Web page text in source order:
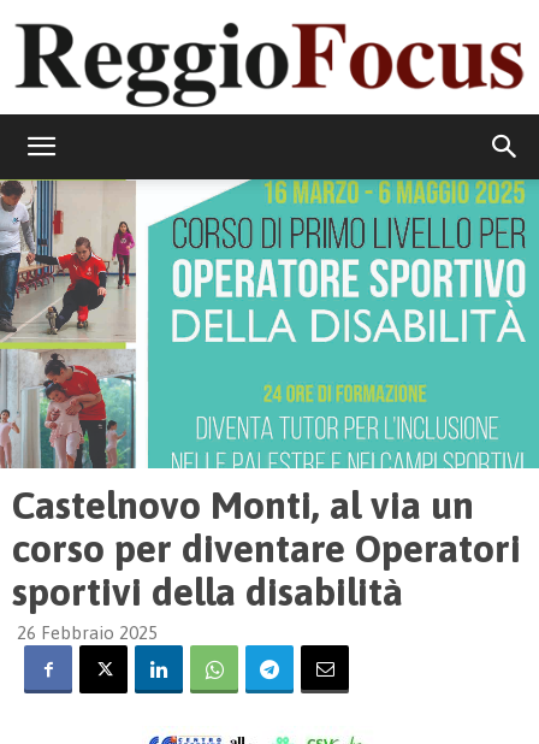
Castelnovo Monti, al via un
corso per diventare Operatori
sportivi della disabilità
26 Febbraio 2025